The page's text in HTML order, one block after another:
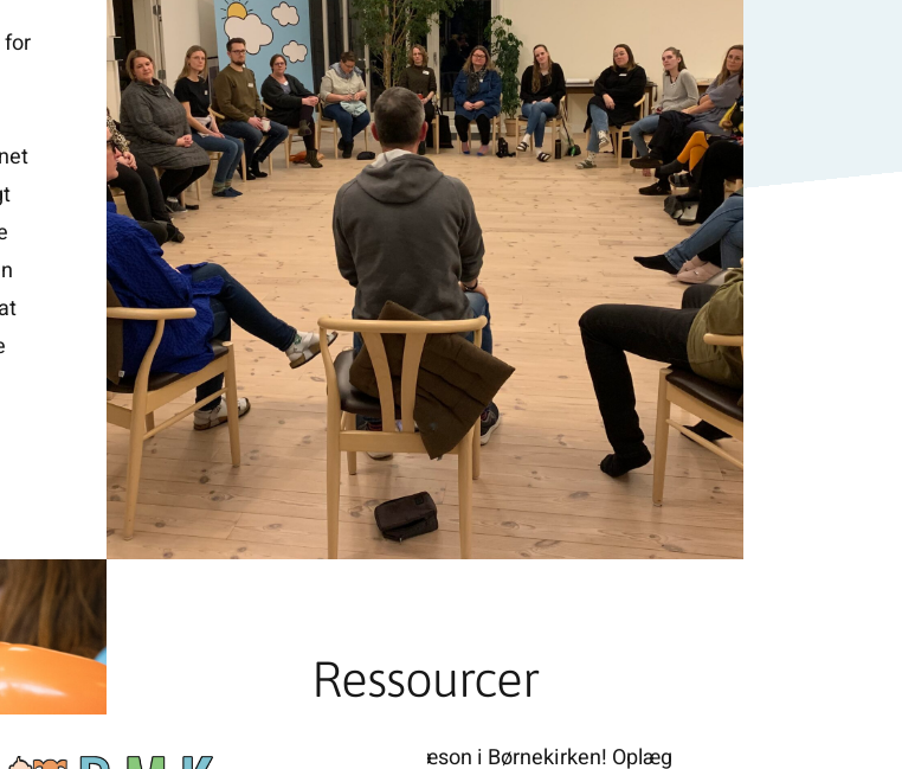
for
Ressourcer
Inspiration til den næste sæson i Børnekirken! Oplæg